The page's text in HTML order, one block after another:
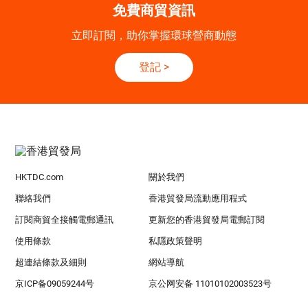
免費商貿資訊
立即訂閱，助你掌握環球營商動態
登記 >
HKTDC.com 關於我們
聯絡我們 香港貿發局流動應用程式
訂閱商貿全接觸電郵通訊 更新您的香港貿發局電郵訂閱
使用條款 私隱政策聲明
超連結條款及細則 網站導航
京ICP备09059244号 京公网安备 11010102003523号